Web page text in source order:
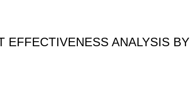
EFFECTIVENESS ANALYSIS BY